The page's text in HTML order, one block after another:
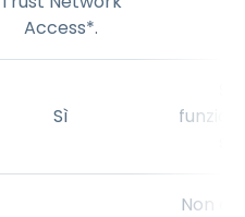
Access*.
Sì
Non è